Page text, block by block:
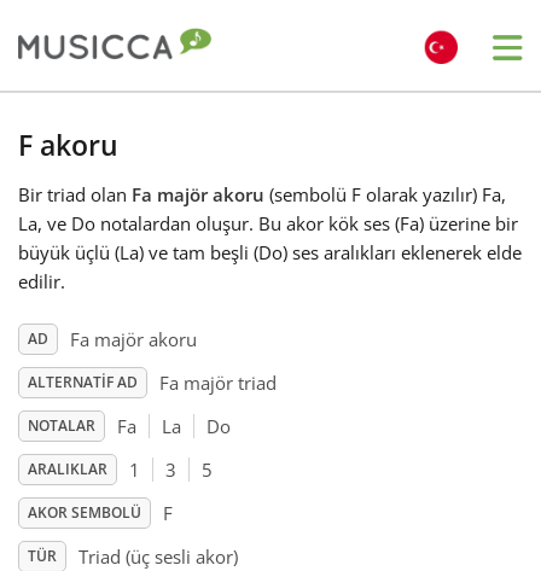
Български
Deutsch
English
Español
F akoru
Bir triad olan Fa majör akoru (sembolü F olarak yazılır) Fa,
La, ve Do notalardan oluşur. Bu akor kök ses (Fa) üzerine bir
büyük üçlü (La) ve tam beşli (Do) ses aralıkları eklenerek elde
edilir.
AD Fa majör akoru
ALTERNATIF AD Fa majör triad
NOTALAR Fa La Do
ARALIKLAR 1 3 5
AKOR SEMBOLÜ F
TÜR Triad (üç sesli akor)